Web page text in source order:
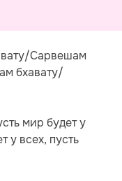
Сарвешам
бхавату/
мир будет у
у всех, пусть